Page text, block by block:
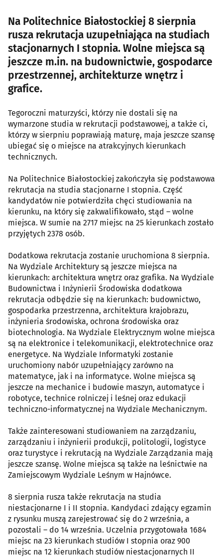
Na Politechnice Białostockiej 8 sierpnia
rusza rekrutacja uzupełniająca na studiach
stacjonarnych I stopnia. Wolne miejsca są
jeszcze m.in. na budownictwie, gospodarce
przestrzennej, architekturze wnętrz i
grafice.
Tegoroczni maturzyści, którzy nie dostali się na
wymarzone studia w rekrutacji podstawowej, a także ci,
którzy w sierpniu poprawiają maturę, maja jeszcze szansę
ubiegać się o miejsce na atrakcyjnych kierunkach
technicznych.
Na Politechnice Białostockiej zakończyła się podstawowa
rekrutacja na studia stacjonarne I stopnia. Część
kandydatów nie potwierdziła chęci studiowania na
kierunku, na który się zakwalifikowało, stąd – wolne
miejsca. W sumie na 2717 miejsc na 25 kierunkach zostało
przyjętych 2378 osób.
Dodatkowa rekrutacja zostanie uruchomiona 8 sierpnia.
Na Wydziale Architektury są jeszcze miejsca na
kierunkach: architektura wnętrz oraz grafika. Na Wydziale
Budownictwa i Inżynierii Środowiska dodatkowa
rekrutacja odbędzie się na kierunkach: budownictwo,
gospodarka przestrzenna, architektura krajobrazu,
inżynieria środowiska, ochrona środowiska oraz
biotechnologia. Na Wydziale Elektrycznym wolne miejsca
są na elektronice i telekomunikacji, elektrotechnice oraz
energetyce. Na Wydziale Informatyki zostanie
uruchomiony nabór uzupełniający zarówno na
matematyce, jak i na informatyce. Wolne miejsca są
jeszcze na mechanice i budowie maszyn, automatyce i
robotyce, technice rolniczej i leśnej oraz edukacji
techniczno-informatycznej na Wydziale Mechanicznym.
Także zainteresowani studiowaniem na zarządzaniu,
zarządzaniu i inżynierii produkcji, politologii, logistyce
oraz turystyce i rekrutacją na Wydziale Zarządzania mają
jeszcze szansę. Wolne miejsca są także na leśnictwie na
Zamiejscowym Wydziale Leśnym w Hajnówce.
8 sierpnia rusza także rekrutacja na studia
niestacjonarne I i II stopnia. Kandydaci zdający egzamin
z rysunku muszą zarejestrować się do 2 września, a
pozostali – do 14 września. Uczelnia przygotowała 1684
miejsc na 23 kierunkach studiów I stopnia oraz 900
miejsc na 12 kierunkach studiów niestacjonarnych II